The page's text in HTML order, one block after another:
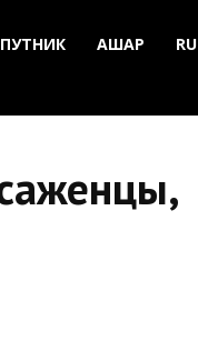
АШАР RU